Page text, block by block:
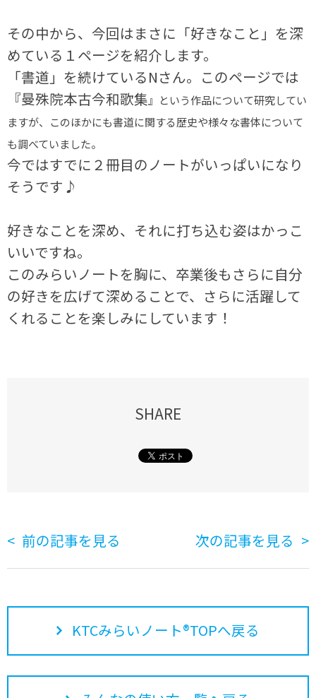
その中から、今回はまさに「好きなこと」を深
めている１ページを紹介します。
「書道」を続けているNさん。このページでは
『曼殊院本古今和歌集』という作品について研究してい
ますが、このほかにも書道に関する歴史や様々な書体について
も調べていました。
今ではすでに２冊目のノートがいっぱいになり
そうです♪
好きなことを深め、それに打ち込む姿はかっこ
いいですね。
このみらいノートを胸に、卒業後もさらに自分
の好きを広げて深めることで、さらに活躍して
くれることを楽しみにしています！
SHARE
前の記事を見る 次の記事を見る
KTCみらいノート®TOPへ戻る